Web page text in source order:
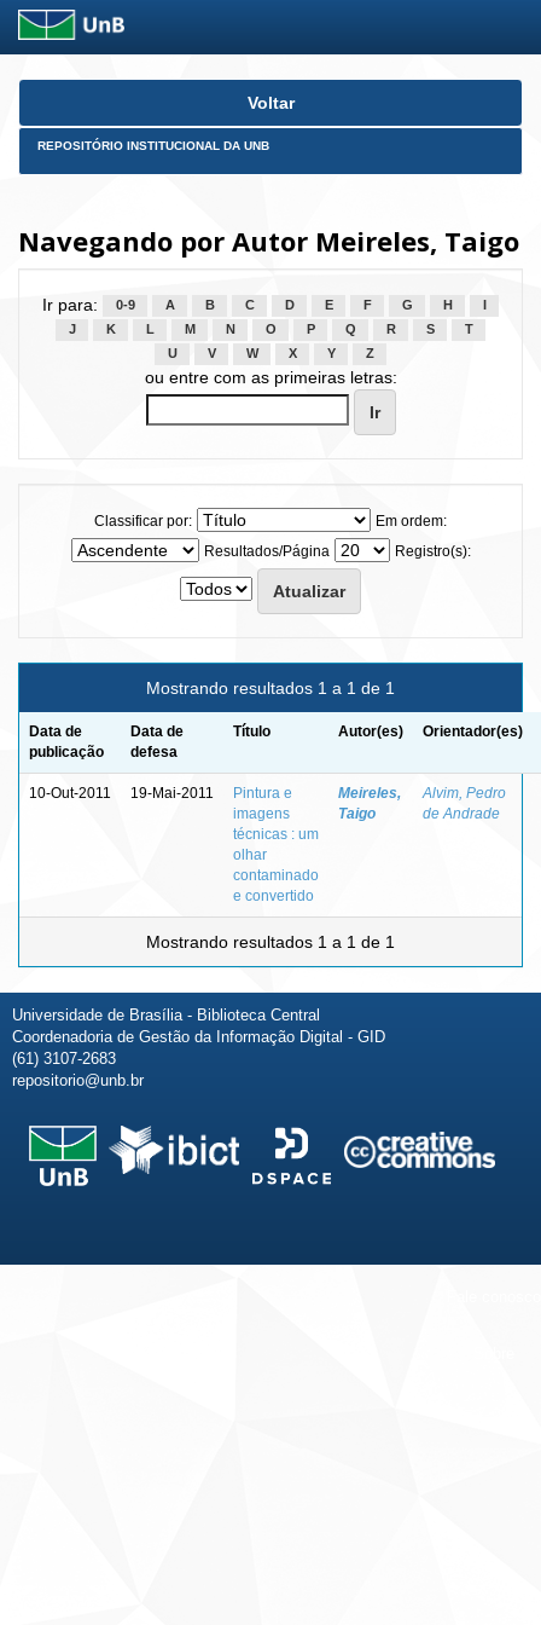
Skip
Voltar
REPOSITÓRIO INSTITUCIONAL DA UNB
Navegando por Autor Meireles, Taigo
Ir para: 0-9 A B C D E F G H
J
K L M N O P Q R S
T
U
V W X Y Z
ou entre com as primeiras letras:
Classificar por:
Em ordem:
Resultados/Página
Registro(s):
Mostrando resultados 1 a 1 de 1
Data de
publicação
Data de
defesa
Título Autor(es) Orientador(es)
10-Out-2011 19-Mai-2011
Pintura e
imagens
técnicas : um
olhar
contaminado
e convertido
Meireles,
Taigo
Alvim, Pedro
de Andrade
Mostrando resultados 1 a 1 de 1
Universidade de Brasília - Biblioteca Central
Coordenadoria de Gestão da Informação Digital - GID
(61) 3107-2683
repositorio@unb.br